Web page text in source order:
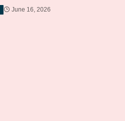
June 16, 2026